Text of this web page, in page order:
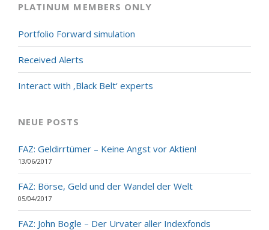
PLATINUM MEMBERS ONLY
Portfolio Forward simulation
Received Alerts
Interact with ‚Black Belt‘ experts
NEUE POSTS
FAZ: Geldirrtümer – Keine Angst vor Aktien!
13/06/2017
FAZ: Börse, Geld und der Wandel der Welt
05/04/2017
FAZ: John Bogle – Der Urvater aller Indexfonds